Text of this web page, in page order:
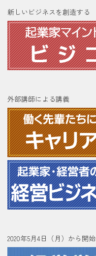
新しいビジネスを創造する
外部講師による講義
2020年5月4日（月）から開始